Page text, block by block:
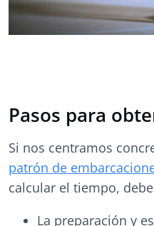
Pasos para
Si nos centramos
patrón de
calcular el tiempo,
La preparación y